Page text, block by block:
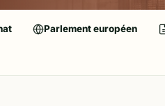
Parlement européen